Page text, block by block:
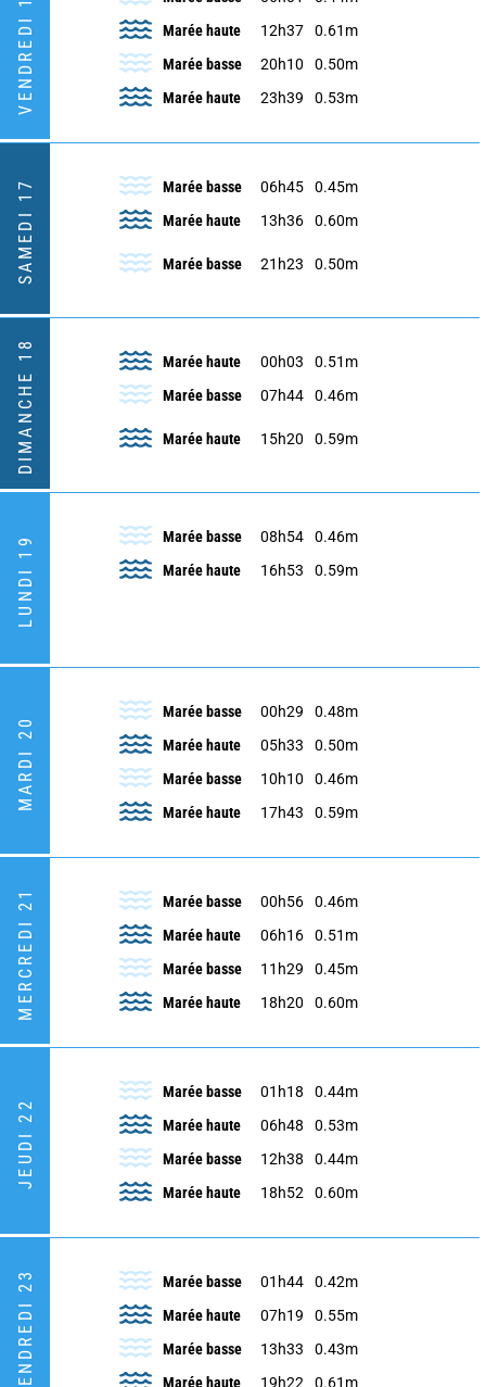
VENDREDI 16
Marée haute
12h37
0.61m
Marée basse
20h10
0.50m
Marée haute
23h39 0.53m
SAMEDI 17 Marée basse 06h45
0.45m
Marée haute
13h36 0.60m
Marée basse 21h23 0.50m
DIMANCHE 18 Marée haute 00h03
0.51m
Marée basse
07h44 0.46m
Marée haute 15h20 0.59m
LUNDI 19 Marée basse 08h54
0.46m
Marée haute
16h53 0.59m
MARDI 20
Marée basse 00h29
0.48m
Marée haute
05h33
0.50m
Marée basse
10h10
0.46m
Marée haute
17h43 0.59m
MERCREDI 21 Marée basse 00h56
0.46m
Marée haute
06h16
0.51m
Marée basse
11h29
0.45m
Marée haute
18h20 0.60m
JEUDI 22
Marée basse 01h18
0.44m
Marée haute
06h48
0.53m
Marée basse
12h38
0.44m
Marée haute
18h52 0.60m
VENDREDI 23 Marée basse 01h44
0.42m
Marée haute
07h19
0.55m
Marée basse
13h33
0.43m
Marée haute
19h22 0.61m